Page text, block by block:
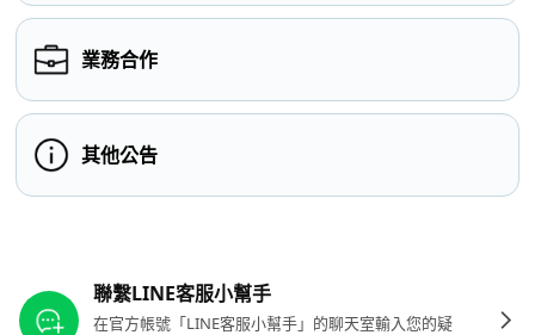
業務合作
其他公告
聯繫LINE客服小幫手
在官方帳號「LINE客服小幫手」的聊天室輸入您的疑